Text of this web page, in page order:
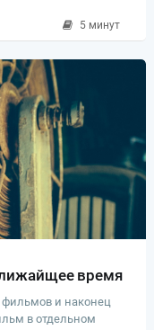
5 минут
время
и наконец
в отдельном